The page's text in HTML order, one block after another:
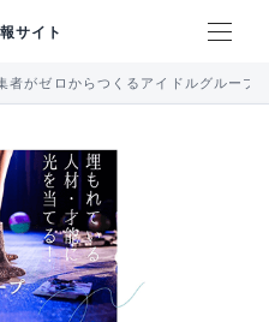
サイト
者がゼロからつくるアイドルグループ